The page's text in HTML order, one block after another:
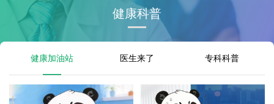
健康科普
健康加油站 医生来了 专科科普